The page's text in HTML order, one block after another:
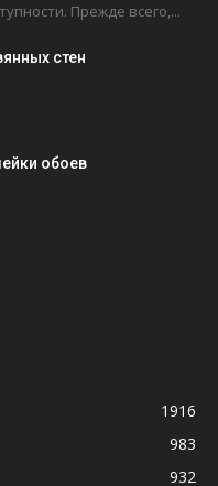
Прежде всего,...
стен
обоев
1916
983
932